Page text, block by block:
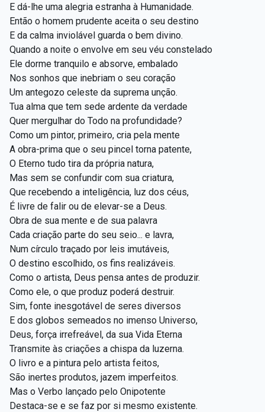
E dá-lhe uma alegria estranha à Humanidade.
Então o homem prudente aceita o seu destino
E da calma inviolável guarda o bem divino.
Quando a noite o envolve em seu véu constelado
Ele dorme tranquilo e absorve, embalado
Nos sonhos que inebriam o seu coração
Um antegozo celeste da suprema unção.
Tua alma que tem sede ardente da verdade
Quer mergulhar do Todo na profundidade?
Como um pintor, primeiro, cria pela mente
A obra-prima que o seu pincel torna patente,
O Eterno tudo tira da própria natura,
Mas sem se confundir com sua criatura,
Que recebendo a inteligência, luz dos céus,
É livre de falir ou de elevar-se a Deus.
Obra de sua mente e de sua palavra
Cada criação parte do seu seio... e lavra,
Num círculo traçado por leis imutáveis,
O destino escolhido, os fins realizáveis.
Como o artista, Deus pensa antes de produzir.
Como ele, o que produz poderá destruir.
Sim, fonte inesgotável de seres diversos
E dos globos semeados no imenso Universo,
Deus, força irrefreável, da sua Vida Eterna
Transmite às criações a chispa da luzerna.
O livro e a pintura pelo artista feitos,
São inertes produtos, jazem imperfeitos.
Mas o Verbo lançado pelo Onipotente
Destaca-se e se faz por si mesmo existente.